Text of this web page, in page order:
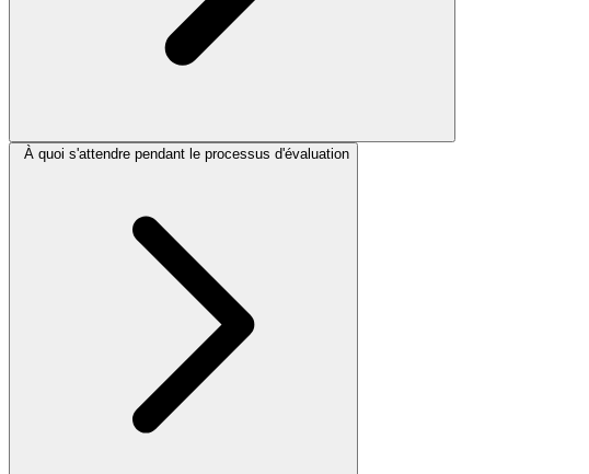
À quoi s'attendre pendant le processus d'évaluation